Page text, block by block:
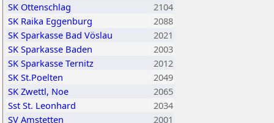
SK Ottenschlag
2104
SK Raika Eggenburg
2088
SK Sparkasse Bad Vöslau
2021
SK Sparkasse Baden
2003
SK Sparkasse Ternitz
2012
SK St.Poelten
2049
SK Zwettl, Noe
2065
Sst St. Leonhard
2034
SV Amstetten
2001